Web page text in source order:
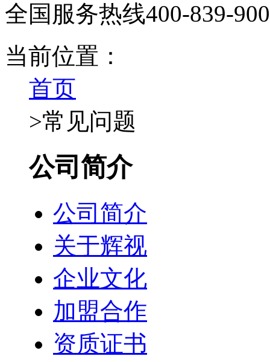
全国服务热线400-839-
当前位置：
首页
>常见问题
公司简介
公司简介
关于辉视
企业文化
加盟合作
资质证书